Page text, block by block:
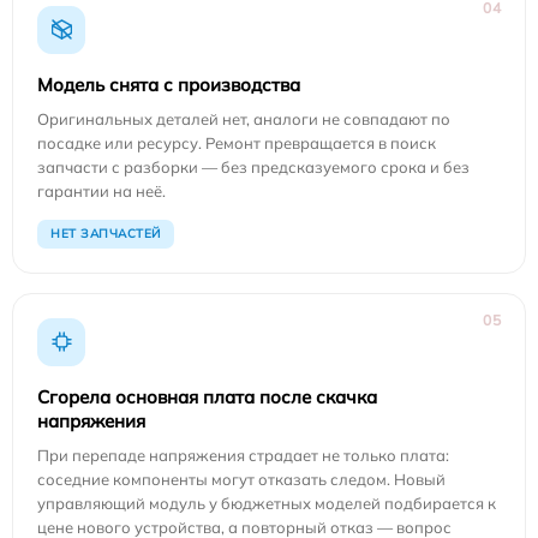
04
Модель снята с производства
Оригинальных деталей нет, аналоги не совпадают по
посадке или ресурсу. Ремонт превращается в поиск
запчасти с разборки — без предсказуемого срока и без
гарантии на неё.
НЕТ ЗАПЧАСТЕЙ
05
Сгорела основная плата после скачка
напряжения
При перепаде напряжения страдает не только плата:
соседние компоненты могут отказать следом. Новый
управляющий модуль у бюджетных моделей подбирается к
цене нового устройства, а повторный отказ — вопрос